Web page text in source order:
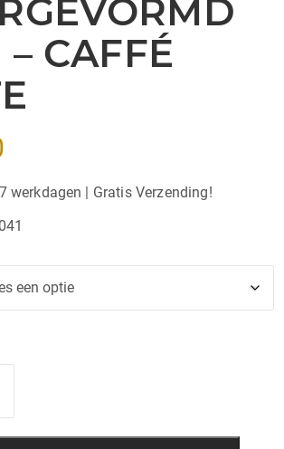
– CAFFÉ
werkdagen | Gratis Verzending!